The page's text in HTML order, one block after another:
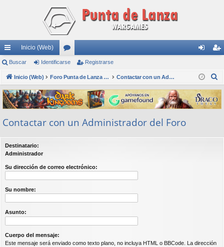
nl
ac
es
rá
pi
do
s
Inicio (Web)
or
os nti
fic
ar
ist
ra
rs
Buscar Identificarse Registrarse
Inicio (Web) Foro Punta de Lanza Wargames Contactar con un Administrador del Foro
s
c
Contactar con un Administrador del Foro
Destinatario:
Administrador
Su dirección de correo electrónico:
Su nombre:
Asunto:
Cuerpo del mensaje:
Este mensaje será enviado como texto plano, no incluya HTML o BBCode. La dirección